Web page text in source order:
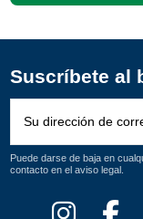
Suscríbete al
Puede darse de baja en
contacto en el aviso legal.